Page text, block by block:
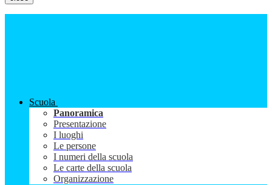
Scuola
Panoramica
Presentazione
I luoghi
Le persone
I numeri della scuola
Le carte della scuola
Organizzazione